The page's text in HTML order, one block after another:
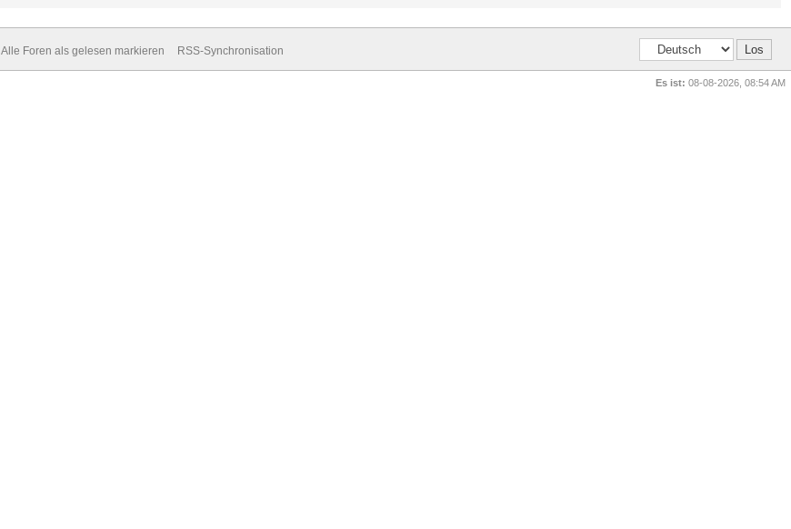
Alle Foren als gelesen markieren RSS-Synchronisation
Es ist: 08-08-2026, 08:54 AM